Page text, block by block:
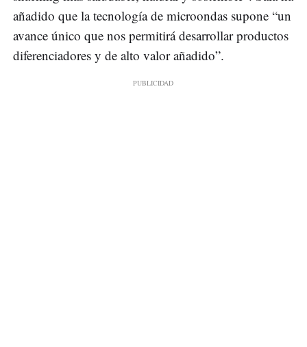
añadido que la tecnología de microondas supone “un
avance único que nos permitirá desarrollar productos
diferenciadores y de alto valor añadido”.